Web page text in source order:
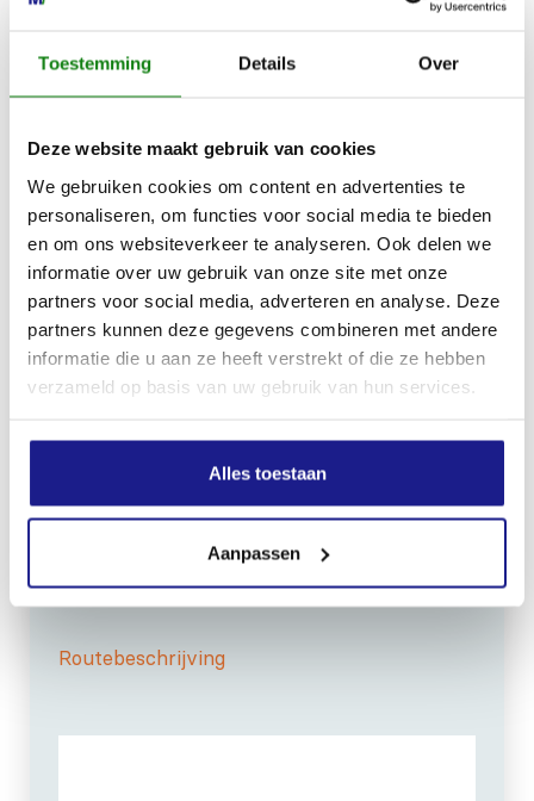
Toestemming Details Over
Deze website maakt gebruik van cookies
We gebruiken cookies om content en advertenties te
personaliseren, om functies voor social media te bieden
en om ons websiteverkeer te analyseren. Ook delen we
informatie over uw gebruik van onze site met onze
partners voor social media, adverteren en analyse. Deze
partners kunnen deze gegevens combineren met andere
informatie die u aan ze heeft verstrekt of die ze hebben
verzameld op basis van uw gebruik van hun services.
Alles toestaan
Aanpassen
MECHANISATIE FRANEKER
8801 RD Franeker
0517-396800
info@mechanisatiefraneker.nl
Bij storing:06-83139573
OPENINGSTIJDEN
Maandag t/m vrijdag: 07:30 - 17:00
09:00 - 12:00
Zondag: gesloten
Routebeschrijving